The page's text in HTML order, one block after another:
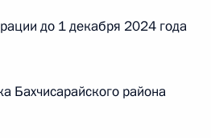
приёму граждан в Москве
до 1 декабря 2024 года
Бахчисарайского района